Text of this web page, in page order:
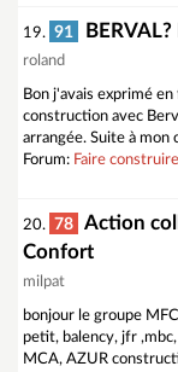
19. 91
roland
Bon j'avais exprimé
construction avec
arrangée. Suite à mon
Forum: Faire construire
20. 78
Action
Confort
milpat
bonjour le groupe
petit, balency, jfr
MCA, AZUR